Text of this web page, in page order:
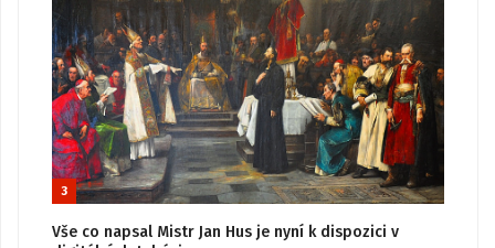
3
Vše co napsal Mistr Jan Hus je nyní k dispozici v